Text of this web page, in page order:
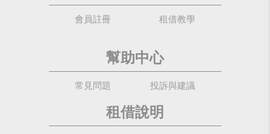
會員註冊 租借教學
幫助中心
常見問題 投訴與建議
租借說明